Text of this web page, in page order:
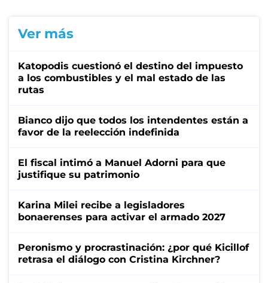
Ver más
Katopodis cuestionó el destino del impuesto
a los combustibles y el mal estado de las
rutas
Bianco dijo que todos los intendentes están a
favor de la reelección indefinida
El fiscal intimó a Manuel Adorni para que
justifique su patrimonio
Karina Milei recibe a legisladores
bonaerenses para activar el armado 2027
Peronismo y procrastinación: ¿por qué Kicillof
retrasa el diálogo con Cristina Kirchner?